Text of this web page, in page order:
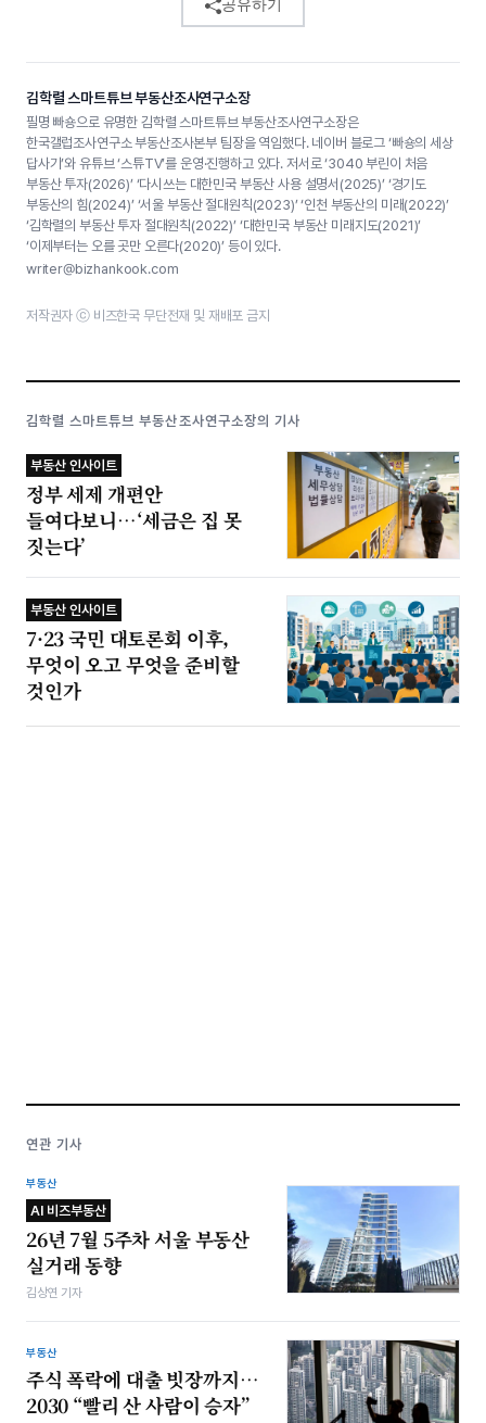
공유하기
김학렬 스마트튜브 부동산조사연구소장
필명 빠숑으로 유명한 김학렬 스마트튜브 부동산조사연구소장은
한국갤럽조사연구소 부동산조사본부 팀장을 역임했다. 네이버 블로그 ‘빠숑의 세상
답사기’와 유튜브 ‘스튜TV’를 운영·진행하고 있다. 저서로 ‘3040 부린이 처음
부동산 투자(2026)’ ‘다시쓰는 대한민국 부동산 사용 설명서(2025)’ ‘경기도
부동산의 힘(2024)’ ‘서울 부동산 절대원칙(2023)’ ‘인천 부동산의 미래(2022)’
‘김학렬의 부동산 투자 절대원칙(2022)’ ‘대한민국 부동산 미래지도(2021)’
‘이제부터는 오를 곳만 오른다(2020)’ 등이 있다.
writer@bizhankook.com
저작권자 ⓒ 비즈한국 무단전재 및 재배포 금지
김학렬 스마트튜브 부동산조사연구소장의 기사
부동산 인사이트
정부 세제 개편안
들여다보니…‘세금은 집 못
짓는다’
부동산 인사이트
7·23 국민 대토론회 이후,
무엇이 오고 무엇을 준비할
것인가
연관 기사
부동산
AI 비즈부동산
26년 7월 5주차 서울 부동산
실거래 동향
김상연 기자
부동산
주식 폭락에 대출 빗장까지…
2030 “빨리 산 사람이 승자”